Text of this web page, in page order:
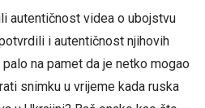
autentičnost videa o ubojstvu
i autentičnost njihovih
na pamet da je netko mogao
snimku u vrijeme kada ruska